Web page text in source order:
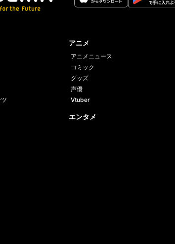
アニメ
アニメニュース
コミック
グッズ
声優
Vtuber
エンタメ